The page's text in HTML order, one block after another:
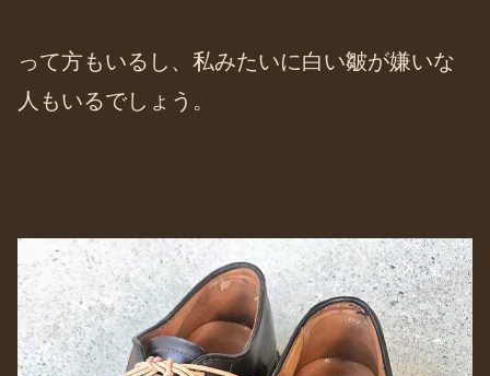
って方もいるし、私みたいに白い皺が嫌いな
人もいるでしょう。